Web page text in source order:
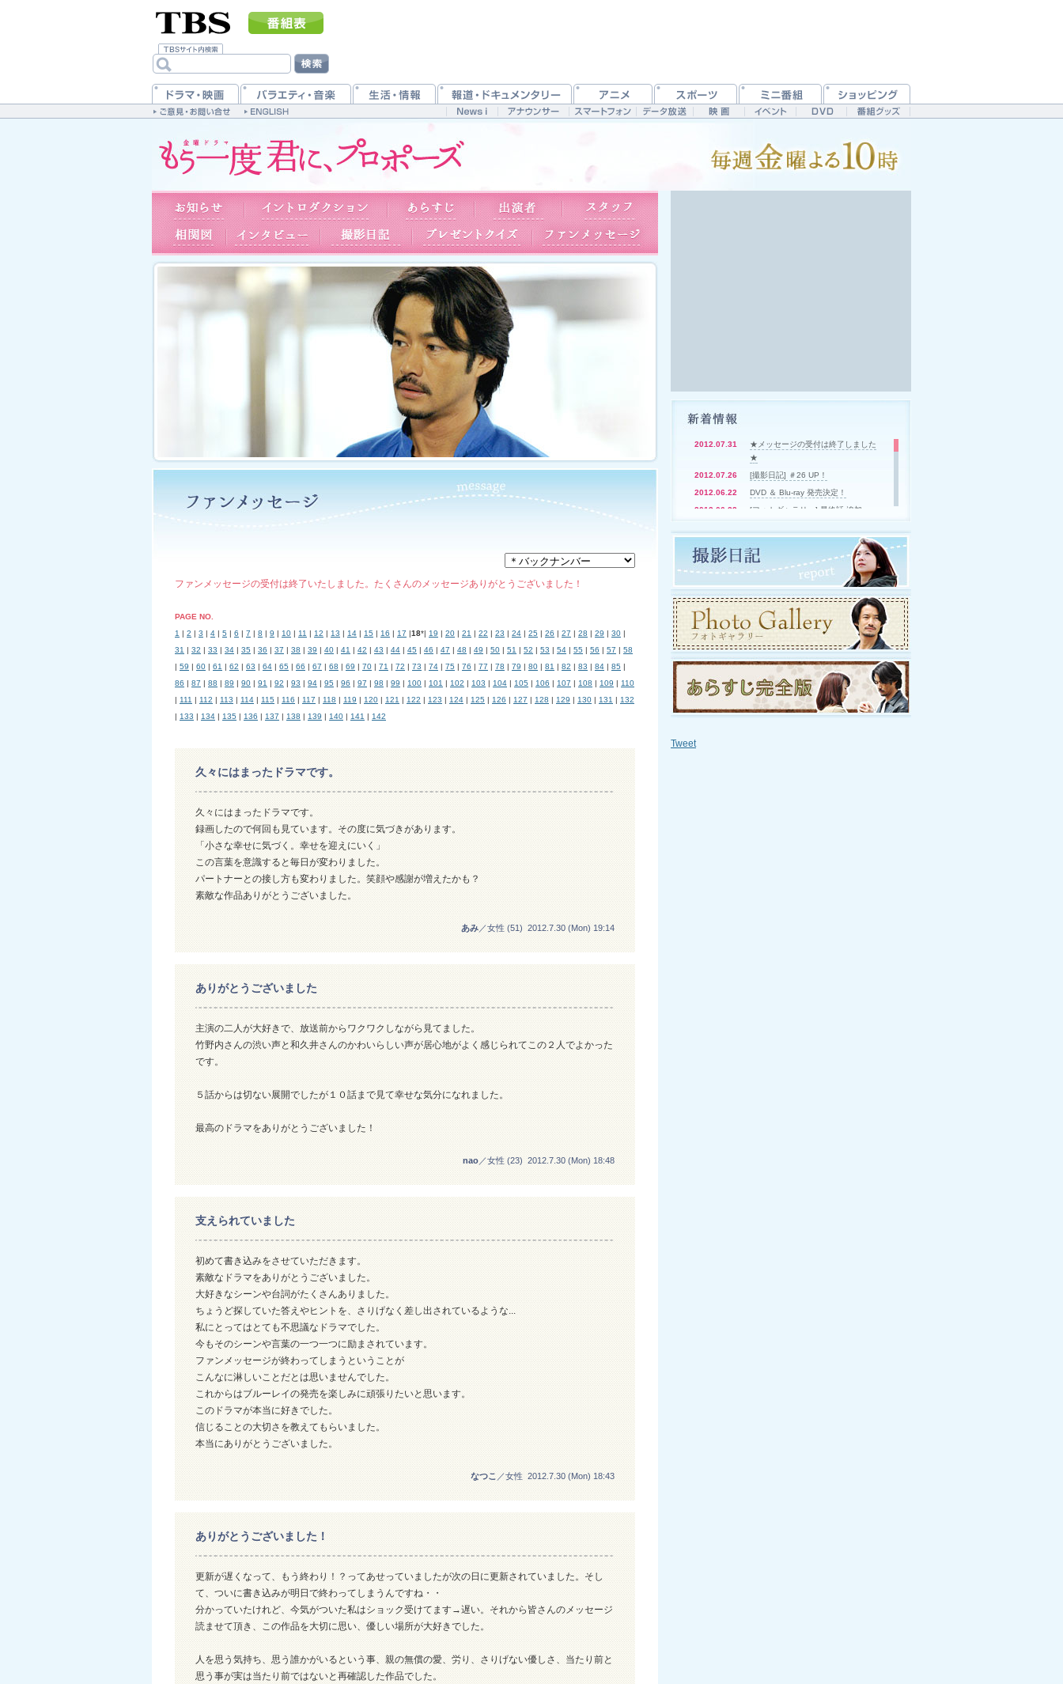
ファンメッセージの受付は終了いたしました。たくさんのメッセージありがとうございました！
PAGE NO.
1 | 2 | 3 | 4 | 5 | 6 | 7 | 8 | 9 | 10 | 11 | 12 | 13 | 14 | 15 | 16 | 17 |18*| 19 | 20 | 21 | 22 | 23 | 24 | 25 | 26 | 27 | 28 | 29 | 30 |
31 | 32 | 33 | 34 | 35 | 36 | 37 | 38 | 39 | 40 | 41 | 42 | 43 | 44 | 45 | 46 | 47 | 48 | 49 | 50 | 51 | 52 | 53 | 54 | 55 | 56 | 57 | 58
| 59 | 60 | 61 | 62 | 63 | 64 | 65 | 66 | 67 | 68 | 69 | 70 | 71 | 72 | 73 | 74 | 75 | 76 | 77 | 78 | 79 | 80 | 81 | 82 | 83 | 84 | 85 |
86 | 87 | 88 | 89 | 90 | 91 | 92 | 93 | 94 | 95 | 96 | 97 | 98 | 99 | 100 | 101 | 102 | 103 | 104 | 105 | 106 | 107 | 108 | 109 | 110
| 111 | 112 | 113 | 114 | 115 | 116 | 117 | 118 | 119 | 120 | 121 | 122 | 123 | 124 | 125 | 126 | 127 | 128 | 129 | 130 | 131 | 132
| 133 | 134 | 135 | 136 | 137 | 138 | 139 | 140 | 141 | 142
久々にはまったドラマです。
久々にはまったドラマです。
録画したので何回も見ています。その度に気づきがあります。
「小さな幸せに気づく。幸せを迎えにいく」
この言葉を意識すると毎日が変わりました。
パートナーとの接し方も変わりました。笑顔や感謝が増えたかも？
素敵な作品ありがとうございました。
あみ ／女性 (51) 2012.7.30 (Mon) 19:14
ありがとうございました
主演の二人が大好きで、放送前からワクワクしながら見てました。
竹野内さんの渋い声と和久井さんのかわいらしい声が居心地がよく感じられてこの２人でよかった
です。
５話からは切ない展開でしたが１０話まで見て幸せな気分になれました。
最高のドラマをありがとうございました！
nao ／女性 (23) 2012.7.30 (Mon) 18:48
支えられていました
初めて書き込みをさせていただきます。
素敵なドラマをありがとうございました。
大好きなシーンや台詞がたくさんありました。
ちょうど探していた答えやヒントを、さりげなく差し出されているような...
私にとってはとても不思議なドラマでした。
今もそのシーンや言葉の一つ一つに励まされています。
ファンメッセージが終わってしまうということが
こんなに淋しいことだとは思いませんでした。
これからはブルーレイの発売を楽しみに頑張りたいと思います。
このドラマが本当に好きでした。
信じることの大切さを教えてもらいました。
本当にありがとうございました。
なつこ ／女性 2012.7.30 (Mon) 18:43
ありがとうございました！
更新が遅くなって、もう終わり！？ってあせっていましたが次の日に更新されていました。そし
て、ついに書き込みが明日で終わってしまうんですね・・
分かっていたけれど、今気がついた私はショック受けてます→遅い。それから皆さんのメッセージ
読ませて頂き、この作品を大切に思い、優しい場所が大好きでした。
人を思う気持ち、思う誰かがいるという事、親の無償の愛、労り、さりげない優しさ、当たり前と
思う事が実は当たり前ではないと再確認した作品でした。
2012.07.31
★メッセージの受付は終了しました
★
2012.07.26
[撮影日記] ＃26 UP！
2012.06.22
DVD ＆ Blu-ray 発売決定！
2012.06.22
[フォトギャラリー] 最終話 追加
2012.06.22
[あらすじ完全版] 最終話 UP！
2012.06.22
[プレゼントクイズ] #10 UP！
2012.06.20
2012.06.15
[撮影日記] ＃23 UP！
2012.05.25
オリジナル・サウンドトラック発売
決定！
2012.05.04
[インタビュー] 真野響子さん UP！
[インタビュー] 小野寺 昭さん UP！
2012.04.20
[インタビュー] 山本裕典さん＆倉科
カナさん UP！
2012.04.13
Tweet